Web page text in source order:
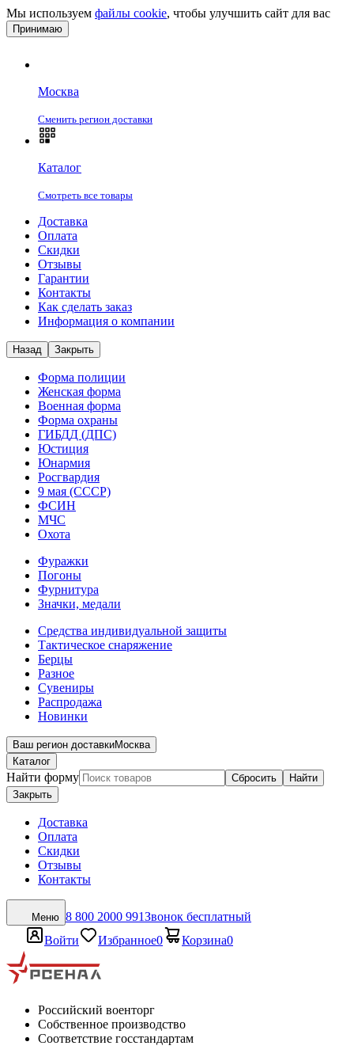
Мы используем файлы cookie, чтобы улучшить сайт для вас
Принимаю
Москва
Сменить регион доставки
Каталог
Смотреть все товары
Доставка
Оплата
Скидки
Отзывы
Гарантии
Контакты
Как сделать заказ
Информация о компании
Назад Закрыть
Форма полиции
Женская форма
Военная форма
Форма охраны
ГИБДД (ДПС)
Юстиция
Юнармия
Росгвардия
9 мая (СССР)
ФСИН
МЧС
Охота
Фуражки
Погоны
Фурнитура
Значки, медали
Средства индивидуальной защиты
Тактическое снаряжение
Берцы
Разное
Сувениры
Распродажа
Новинки
Ваш регион доставкиМосква
Каталог
Найти форму Сбросить
Найти
Закрыть
Доставка
Оплата
Скидки
Отзывы
Контакты
Меню 8 800 2000 991Звонок бесплатный
Войти
Избранное0 Корзина0
Российский военторг
Собственное производство
Соответствие госстандартам